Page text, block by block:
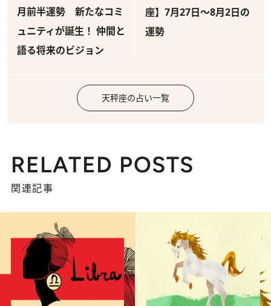
月前半運勢 新たなコミ
ュニティが誕生！ 仲間と
語る将来のビジョン
座】7月27日～8月2日の
運勢
天秤座の占い一覧
RELATED POSTS
関連記事